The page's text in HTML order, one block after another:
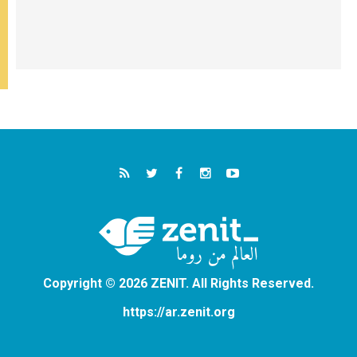
Copyright © 2026 ZENIT. All Rights Reserved.
https://ar.zenit.org